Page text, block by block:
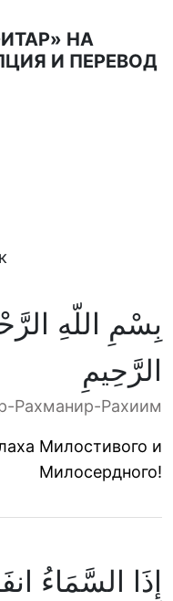
НА
И ПЕРЕВОД
بِسْمِ اللّهِ
الرَّحِيمِ
Рахманир-Рахиим
Милостивого и
Милосердного!
إِذَا السَّمَاءُ